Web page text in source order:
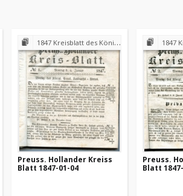
1847 Kreisblatt des Königl. Preuss. Landraths-Amtes Preuss. Holland
Preuss. Hollander Kreiss
Blatt 1847-01-04
1847 Kreisblatt
Preuss.
Blatt